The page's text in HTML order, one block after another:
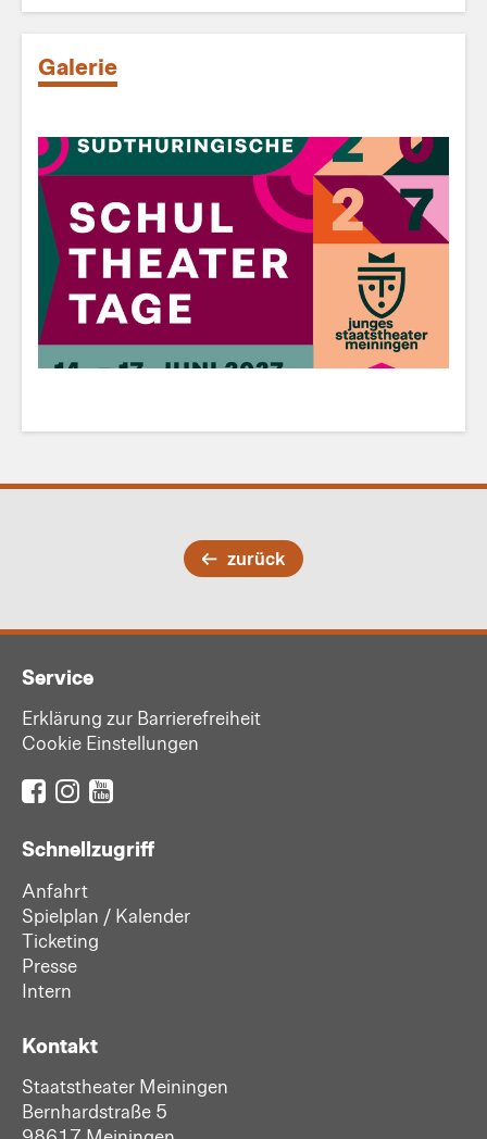
Galerie
zurück
Service
Erklärung zur Barrierefreiheit
Cookie Einstellungen
Schnellzugriff
Anfahrt
Spielplan / Kalender
Ticketing
Presse
Intern
Kontakt
Staatstheater Meiningen
Bernhardstraße 5